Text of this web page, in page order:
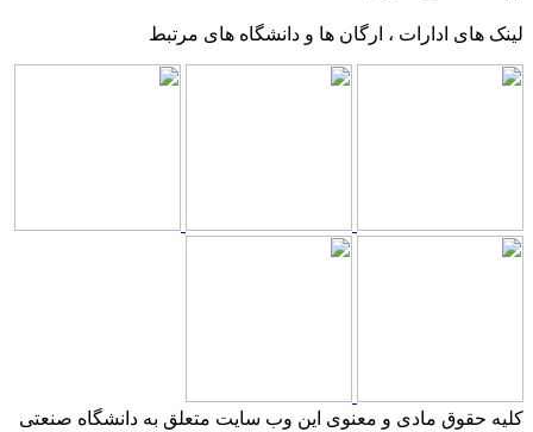
لینک های ادارات ، ارگان ها و دانشگاه های مرتبط
کلیه حقوق مادی و معنوی این وب سایت متعلق به دانشگاه صنعتی